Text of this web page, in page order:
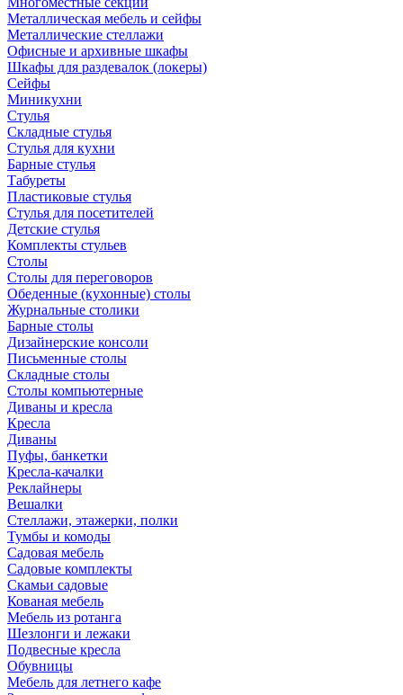
Металлическая мебель и сейфы
Металлические стеллажи
Офисные и архивные шкафы
Шкафы для раздевалок (локеры)
Сейфы
Миникухни
Стулья
Складные стулья
Стулья для кухни
Барные стулья
Табуреты
Пластиковые стулья
Стулья для посетителей
Детские стулья
Комплекты стульев
Столы
Столы для переговоров
Обеденные (кухонные) столы
Журнальные столики
Барные столы
Дизайнерские консоли
Письменные столы
Складные столы
Столы компьютерные
Диваны и кресла
Кресла
Диваны
Пуфы, банкетки
Кресла-качалки
Реклайнеры
Вешалки
Стеллажи, этажерки, полки
Тумбы и комоды
Садовая мебель
Садовые комплекты
Скамьи садовые
Кованая мебель
Мебель из ротанга
Шезлонги и лежаки
Подвесные кресла
Обувницы
Мебель для летнего кафе